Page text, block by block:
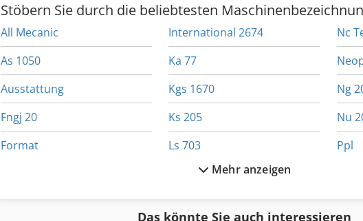
Stöbern Sie durch die beliebtesten
All Mecanic
As 1050
Ausstattung
Fngj 20
Format
International 2674
Ka 77
Kgs 1670
Ks 205
Ls 703
Meh 5 2 1 8 B
Nc
Ng
Nu
Ppl
Mehr anzeigen
Das könnte Sie auch interessieren